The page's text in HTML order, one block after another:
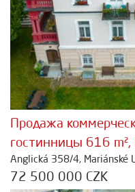
Продажа
гостинницы 616 m²,
Anglická 358/4, Mariánské
72 500 000 CZK